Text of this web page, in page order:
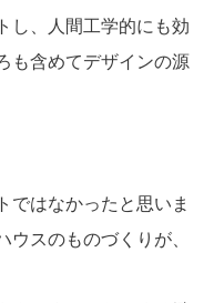
し、人間工学的にも効
も含めてデザインの源
はなかったと思いま
スのものづくりが、